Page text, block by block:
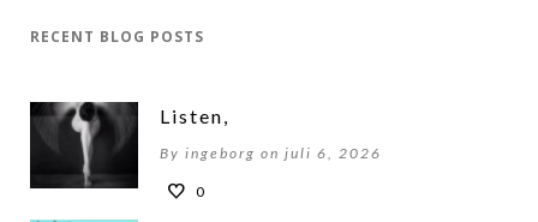
RECENT BLOG POSTS
Listen,
By ingeborg on juli 6, 2026
0